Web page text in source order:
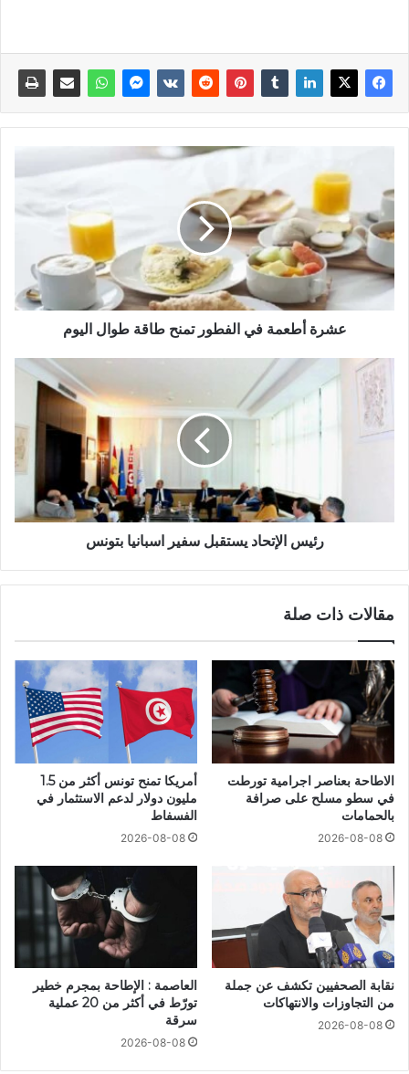
عشرة أطعمة في الفطور تمنح طاقة طوال اليوم
رئيس الإتحاد يستقبل سفير اسبانيا بتونس
مقالات ذات صلة
الاطاحة بعناصر اجرامية تورطت
في سطو مسلح على صرافة
بالحمامات
2026-08-08
أمريكا تمنح تونس أكثر من 1.5
مليون دولار لدعم الاستثمار في
الفسفاط
2026-08-08
نقابة الصحفيين تكشف عن جملة
من التجاوزات والانتهاكات
2026-08-08
العاصمة : الإطاحة بمجرم خطير
تورّط في أكثر من 20 عملية
سرقة
2026-08-08